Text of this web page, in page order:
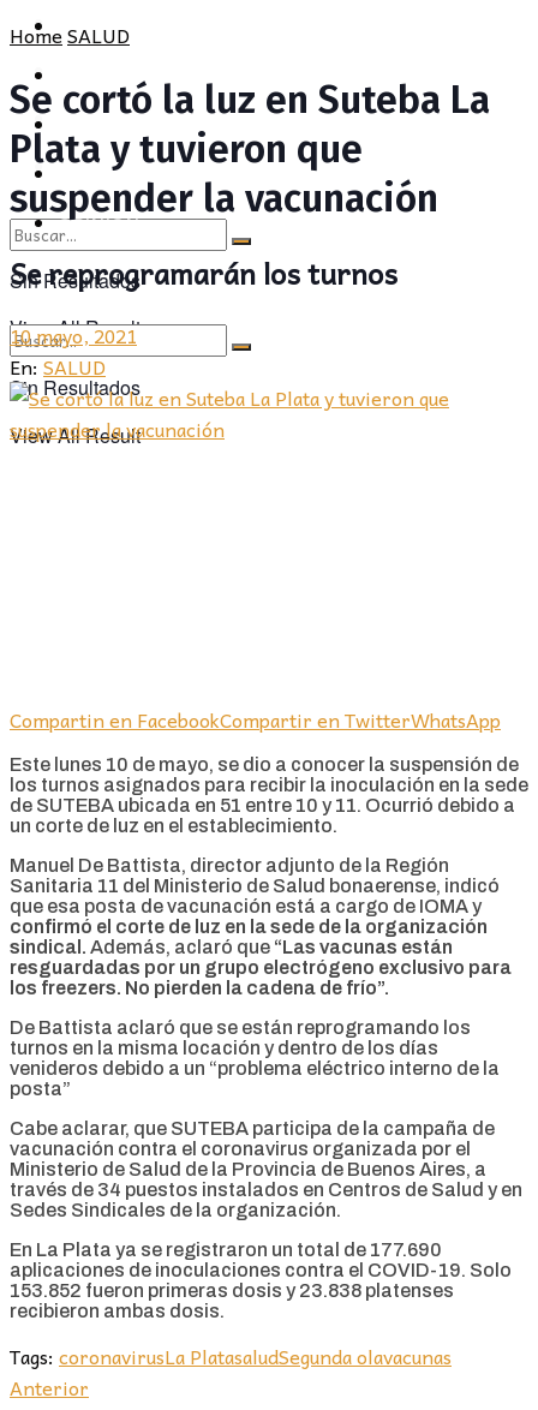
CULTURA
OPINIÓN
Sin Resultados
View All Result
PROVINCIA
POLÍTICA
CULTURA
OPINIÓN
Sin Resultados
View All Result
HomeSALUD
Se cortó la luz en Suteba La
Plata y tuvieron que
suspender la vacunación
Se reprogramarán los turnos
10 mayo, 2021
En:SALUD
Compartin en FacebookCompartir en TwitterWhatsApp
Este lunes 10 de mayo, se dio a conocer la suspensión de
los turnos asignados para recibir la inoculación en la sede
de SUTEBA ubicada en 51 entre 10 y 11. Ocurrió debido a
un corte de luz en el establecimiento.
Manuel De Battista, director adjunto de la Región
Sanitaria 11 del Ministerio de Salud bonaerense, indicó
que esa posta de vacunación está a cargo de IOMA y
confirmó el corte de luz en la sede de la organización
sindical. Además, aclaró que “Las vacunas están
resguardadas por un grupo electrógeno exclusivo para
los freezers. No pierden la cadena de frío”.
De Battista aclaró que se están reprogramando los
turnos en la misma locación y dentro de los días
venideros debido a un “problema eléctrico interno de la
posta”
Cabe aclarar, que SUTEBA participa de la campaña de
vacunación contra el coronavirus organizada por el
Ministerio de Salud de la Provincia de Buenos Aires, a
través de 34 puestos instalados en Centros de Salud y en
Sedes Sindicales de la organización.
En La Plata ya se registraron un total de 177.690
aplicaciones de inoculaciones contra el COVID-19. Solo
153.852 fueron primeras dosis y 23.838 platenses
recibieron ambas dosis.
Tags: coronavirusLa PlatasaludSegunda olavacunas
Anterior